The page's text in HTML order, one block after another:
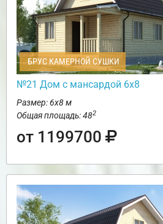
БРУС КАМЕРНОЙ СУШКИ
№21 Дом с мансардой 6х8
Размер: 6х8 м
Общая площадь: 482
от 1199700